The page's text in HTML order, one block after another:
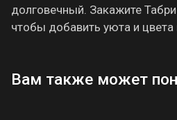
долговечный. Закажите
чтобы добавить уюта и
Вам также может